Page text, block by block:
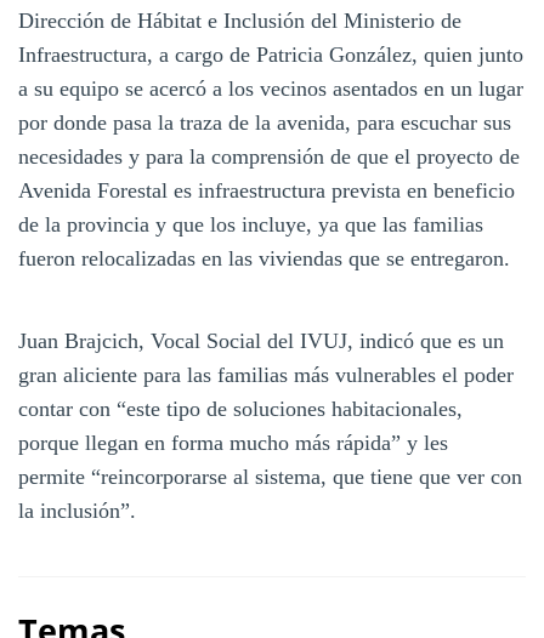
Dirección de Hábitat e Inclusión del Ministerio de
Infraestructura, a cargo de Patricia González, quien junto
a su equipo se acercó a los vecinos asentados en un lugar
por donde pasa la traza de la avenida, para escuchar sus
necesidades y para la comprensión de que el proyecto de
Avenida Forestal es infraestructura prevista en beneficio
de la provincia y que los incluye, ya que las familias
fueron relocalizadas en las viviendas que se entregaron.
Juan Brajcich, Vocal Social del IVUJ, indicó que es un
gran aliciente para las familias más vulnerables el poder
contar con “este tipo de soluciones habitacionales,
porque llegan en forma mucho más rápida” y les
permite “reincorporarse al sistema, que tiene que ver con
la inclusión”.